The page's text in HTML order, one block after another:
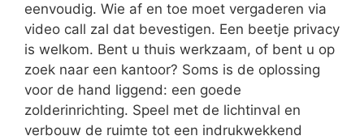
eenvoudig. Wie af en toe moet vergaderen via
video call zal dat bevestigen. Een beetje privacy
is welkom. Bent u thuis werkzaam, of bent u op
zoek naar een kantoor? Soms is de oplossing
voor de hand liggend: een goede
zolderinrichting. Speel met de lichtinval en
verbouw de ruimte tot een indrukwekkend